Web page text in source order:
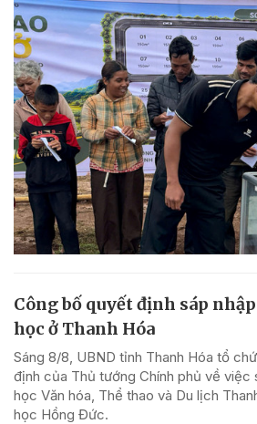
Công bố quyết định sáp
học ở Thanh Hóa
Sáng 8/8, UBND tỉnh Thanh Hóa tổ
định của Thủ tướng Chính phủ về việc
học Văn hóa, Thể thao và Du lịch
học Hồng Đức.